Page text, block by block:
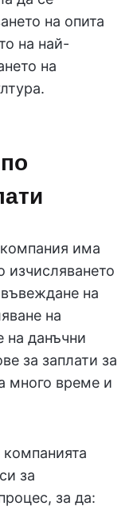
на опита
на най-
на
има
изчисляването
на
на
на данъчни
за заплати за
много време и
компанията
за
за да: